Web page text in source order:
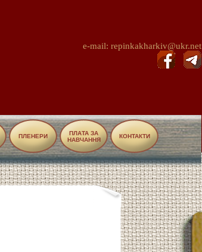
e-mail: repinkakharkiv@ukr.net
ПЛЕНЕРИ
ПЛАТА ЗА
НАВЧАННЯ
КОНТАКТИ